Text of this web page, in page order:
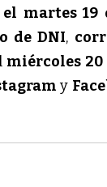
martes 19
de DNI,
miércoles 20
y